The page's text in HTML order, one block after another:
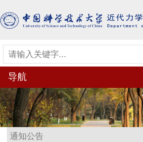
导航
通知公告